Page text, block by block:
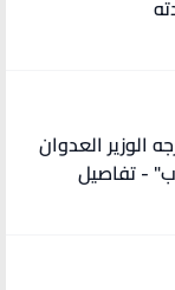
قرار نقله .. ثم أُدرجه الوزير العدوان
- تفاصيل